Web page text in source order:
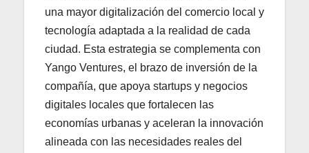
una mayor digitalización del comercio local y
tecnología adaptada a la realidad de cada
ciudad. Esta estrategia se complementa con
Yango Ventures, el brazo de inversión de la
compañía, que apoya startups y negocios
digitales locales que fortalecen las
economías urbanas y aceleran la innovación
alineada con las necesidades reales del